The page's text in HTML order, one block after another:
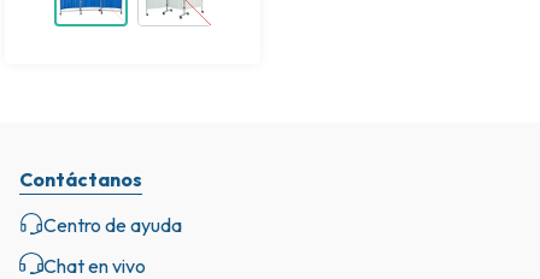
Contáctanos
Centro de ayuda
Chat en vivo